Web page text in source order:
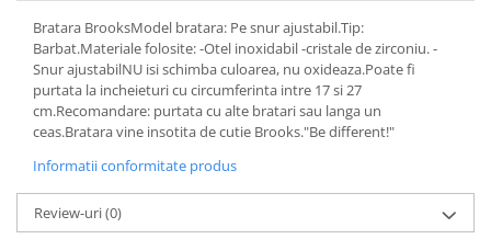
Bratara BrooksModel bratara: Pe snur ajustabil.Tip:
Barbat.Materiale folosite: -Otel inoxidabil -cristale de zirconiu. -
Snur ajustabilNU isi schimba culoarea, nu oxideaza.Poate fi
purtata la incheieturi cu circumferinta intre 17 si 27
cm.Recomandare: purtata cu alte bratari sau langa un
ceas.Bratara vine insotita de cutie Brooks."Be different!"
Informatii conformitate produs
Review-uri(0)